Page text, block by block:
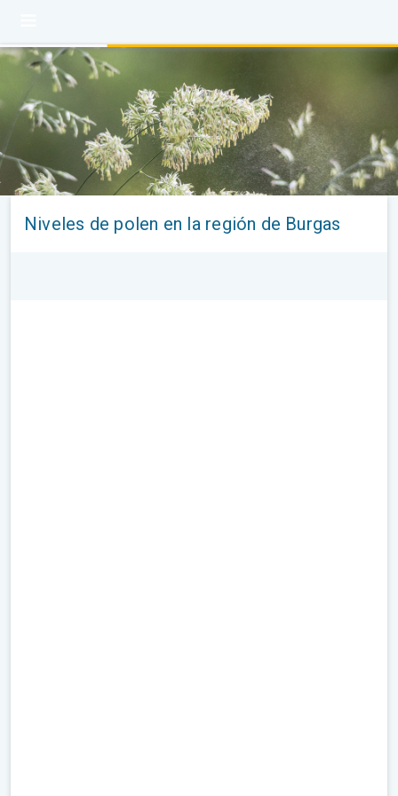
Niveles de polen en la región de Burgas